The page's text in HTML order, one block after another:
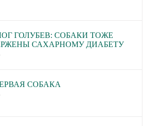
ГОЛУБЕВ: СОБАКИ ТОЖЕ
САХАРНОМУ ДИАБЕТУ
СОБАКА